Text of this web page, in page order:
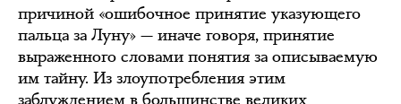
причиной «ошибочное принятие указующего
пальца за Луну» — иначе говоря, принятие
выраженного словами понятия за описываемую
им тайну. Из злоупотребления этим
заблуждением в большинстве великих